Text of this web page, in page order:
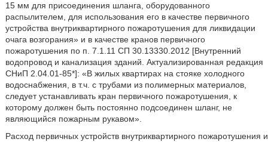
15 мм для присоединения шланга, оборудованного
распылителем, для использования его в качестве первичного
устройства внутриквартирного пожаротушения для ликвидации
очага возгорания» и в качестве кранов первичного
пожаротушения по п. 7.1.11 СП 30.13330.2012 [Внутренний
водопровод и канализация зданий. Актуализированная редакция
СНиП 2.04.01-85*]: «В жилых квартирах на стояке холодного
водоснабжения, в т.ч. с трубами из полимерных материалов,
следует устанавливать кран первичного пожаротушения, к
которому должен быть постоянно подсоединен шланг, не
являющийся пожарным рукавом».
Расход первичных устройств внутриквартирного пожаротушения и